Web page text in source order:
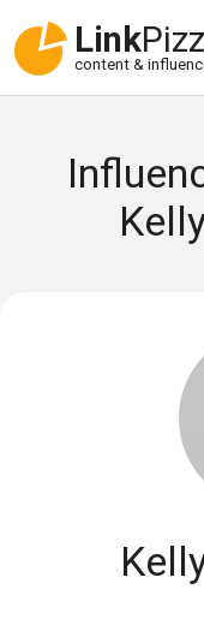
Link
content &